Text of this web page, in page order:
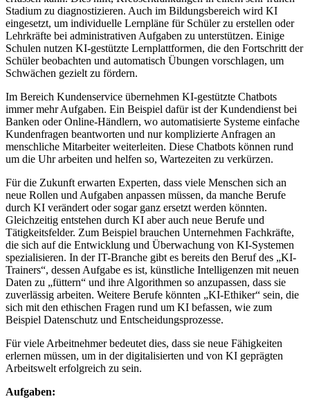
Stadium zu diagnostizieren. Auch im Bildungsbereich wird KI
eingesetzt, um individuelle Lernpläne für Schüler zu erstellen oder
Lehrkräfte bei administrativen Aufgaben zu unterstützen. Einige
Schulen nutzen KI-gestützte Lernplattformen, die den Fortschritt der
Schüler beobachten und automatisch Übungen vorschlagen, um
Schwächen gezielt zu fördern.
Im Bereich Kundenservice übernehmen KI-gestützte Chatbots
immer mehr Aufgaben. Ein Beispiel dafür ist der Kundendienst bei
Banken oder Online-Händlern, wo automatisierte Systeme einfache
Kundenfragen beantworten und nur komplizierte Anfragen an
menschliche Mitarbeiter weiterleiten. Diese Chatbots können rund
um die Uhr arbeiten und helfen so, Wartezeiten zu verkürzen.
Für die Zukunft erwarten Experten, dass viele Menschen sich an
neue Rollen und Aufgaben anpassen müssen, da manche Berufe
durch KI verändert oder sogar ganz ersetzt werden könnten.
Gleichzeitig entstehen durch KI aber auch neue Berufe und
Tätigkeitsfelder. Zum Beispiel brauchen Unternehmen Fachkräfte,
die sich auf die Entwicklung und Überwachung von KI-Systemen
spezialisieren. In der IT-Branche gibt es bereits den Beruf des „KI-
Trainers“, dessen Aufgabe es ist, künstliche Intelligenzen mit neuen
Daten zu „füttern“ und ihre Algorithmen so anzupassen, dass sie
zuverlässig arbeiten. Weitere Berufe könnten „KI-Ethiker“ sein, die
sich mit den ethischen Fragen rund um KI befassen, wie zum
Beispiel Datenschutz und Entscheidungsprozesse.
Für viele Arbeitnehmer bedeutet dies, dass sie neue Fähigkeiten
erlernen müssen, um in der digitalisierten und von KI geprägten
Arbeitswelt erfolgreich zu sein.
Aufgaben: